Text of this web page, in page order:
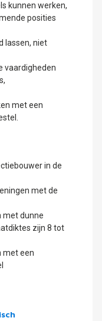
kunnen werken,
posities
lassen, niet
vaardigheden
met een
in de
met de
met dunne
zijn 8 tot
met een